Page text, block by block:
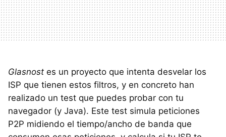
Glasnost es un proyecto que intenta desvelar los
ISP que tienen estos filtros, y en concreto han
realizado un test que puedes probar con tu
navegador (y Java). Este test simula peticiones
P2P midiendo el tiempo/ancho de banda que